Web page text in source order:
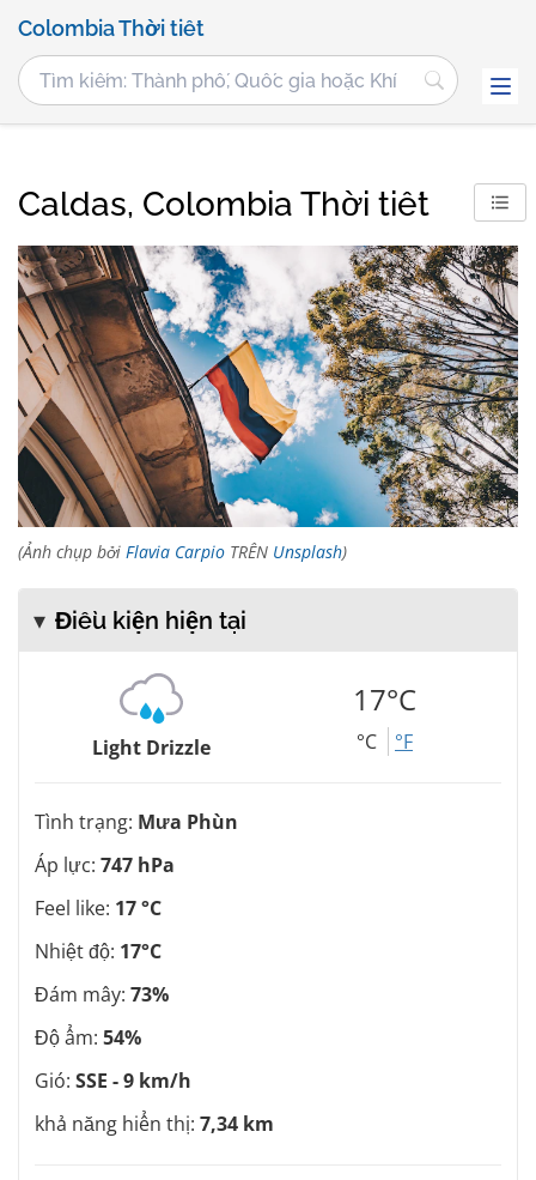
Colombia Thời tiết
Caldas, Colombia Thời tiết
(Ảnh chụp bởi Flavia Carpio TRÊN Unsplash)
Điều kiện hiện tại
Light Drizzle
17°C
°C °F
Tình trạng: Mưa Phùn
Áp lực: 747 hPa
Feel like: 17 °C
Nhiệt độ: 17°C
Đám mây: 73%
Độ ẩm: 54%
Gió: SSE - 9 km/h
khả năng hiển thị: 7,34 km